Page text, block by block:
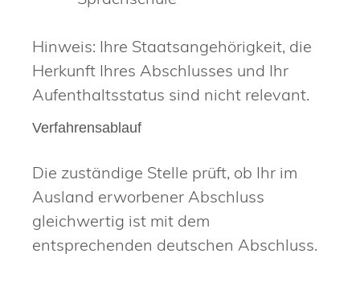
Hinweis: Ihre Staatsangehörigkeit, die
Herkunft Ihres Abschlusses und Ihr
Aufenthaltsstatus sind nicht relevant.
Verfahrensablauf
Die zuständige Stelle prüft, ob Ihr im
Ausland erworbener Abschluss
gleichwertig ist mit dem
entsprechenden deutschen Abschluss.